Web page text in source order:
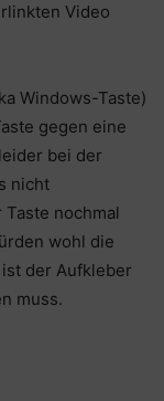
Video
Windows-Taste)
gegen eine
bei der
nicht
nochmal
wohl die
der Aufkleber
muss.